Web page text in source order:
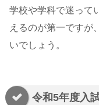
学校や学科で迷って
えるのが第一ですが
いでしょう。
令和5年度入